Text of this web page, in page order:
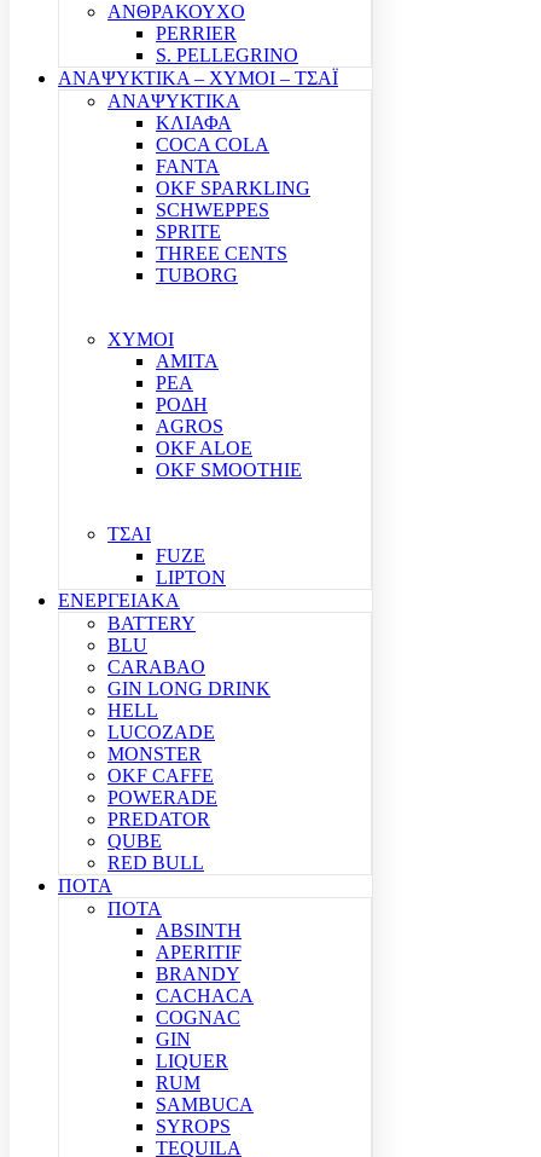
ΑΝΘΡΑΚΟΥΧΟ
PERRIER
S. PELLEGRINO
ΑΝΑΨΥΚΤΙΚΑ – ΧΥΜΟΙ – ΤΣΑΪ
ΑΝΑΨΥΚΤΙΚΑ
ΚΛΙΑΦΑ
COCA COLA
FANTA
OKF SPARKLING
SCHWEPPES
SPRITE
THREE CENTS
TUBORG
ΧΥΜΟΙ
ΑΜΙΤΑ
ΡΕΑ
ΡΟΔΗ
AGROS
OKF ALOE
OKF SMOOTHIE
ΤΣΑΙ
FUZE
LIPTON
ΕΝΕΡΓΕΙΑΚΑ
BATTERY
BLU
CARABAO
GIN LONG DRINK
HELL
LUCOZADE
MONSTER
OKF CAFFE
POWERADE
PREDATOR
QUBE
RED BULL
ΠΟΤΑ
ΠΟΤΑ
ABSINTH
APERITIF
BRANDY
CACHACA
COGNAC
GIN
LIQUER
RUM
SAMBUCA
SYROPS
TEQUILA